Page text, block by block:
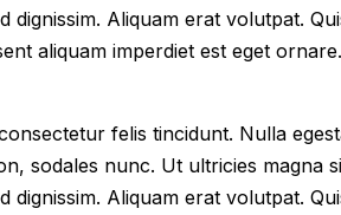
Aliquam erat volutpat.
aliquam imperdiet est eget
felis tincidunt. Nulla
sodales nunc. Ut ultricies magna
Aliquam erat volutpat.